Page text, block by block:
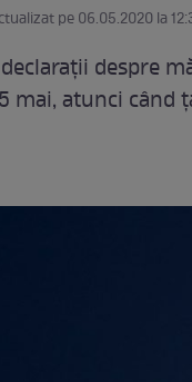
pe 06.05.2020 la
despre
mai, atunci când